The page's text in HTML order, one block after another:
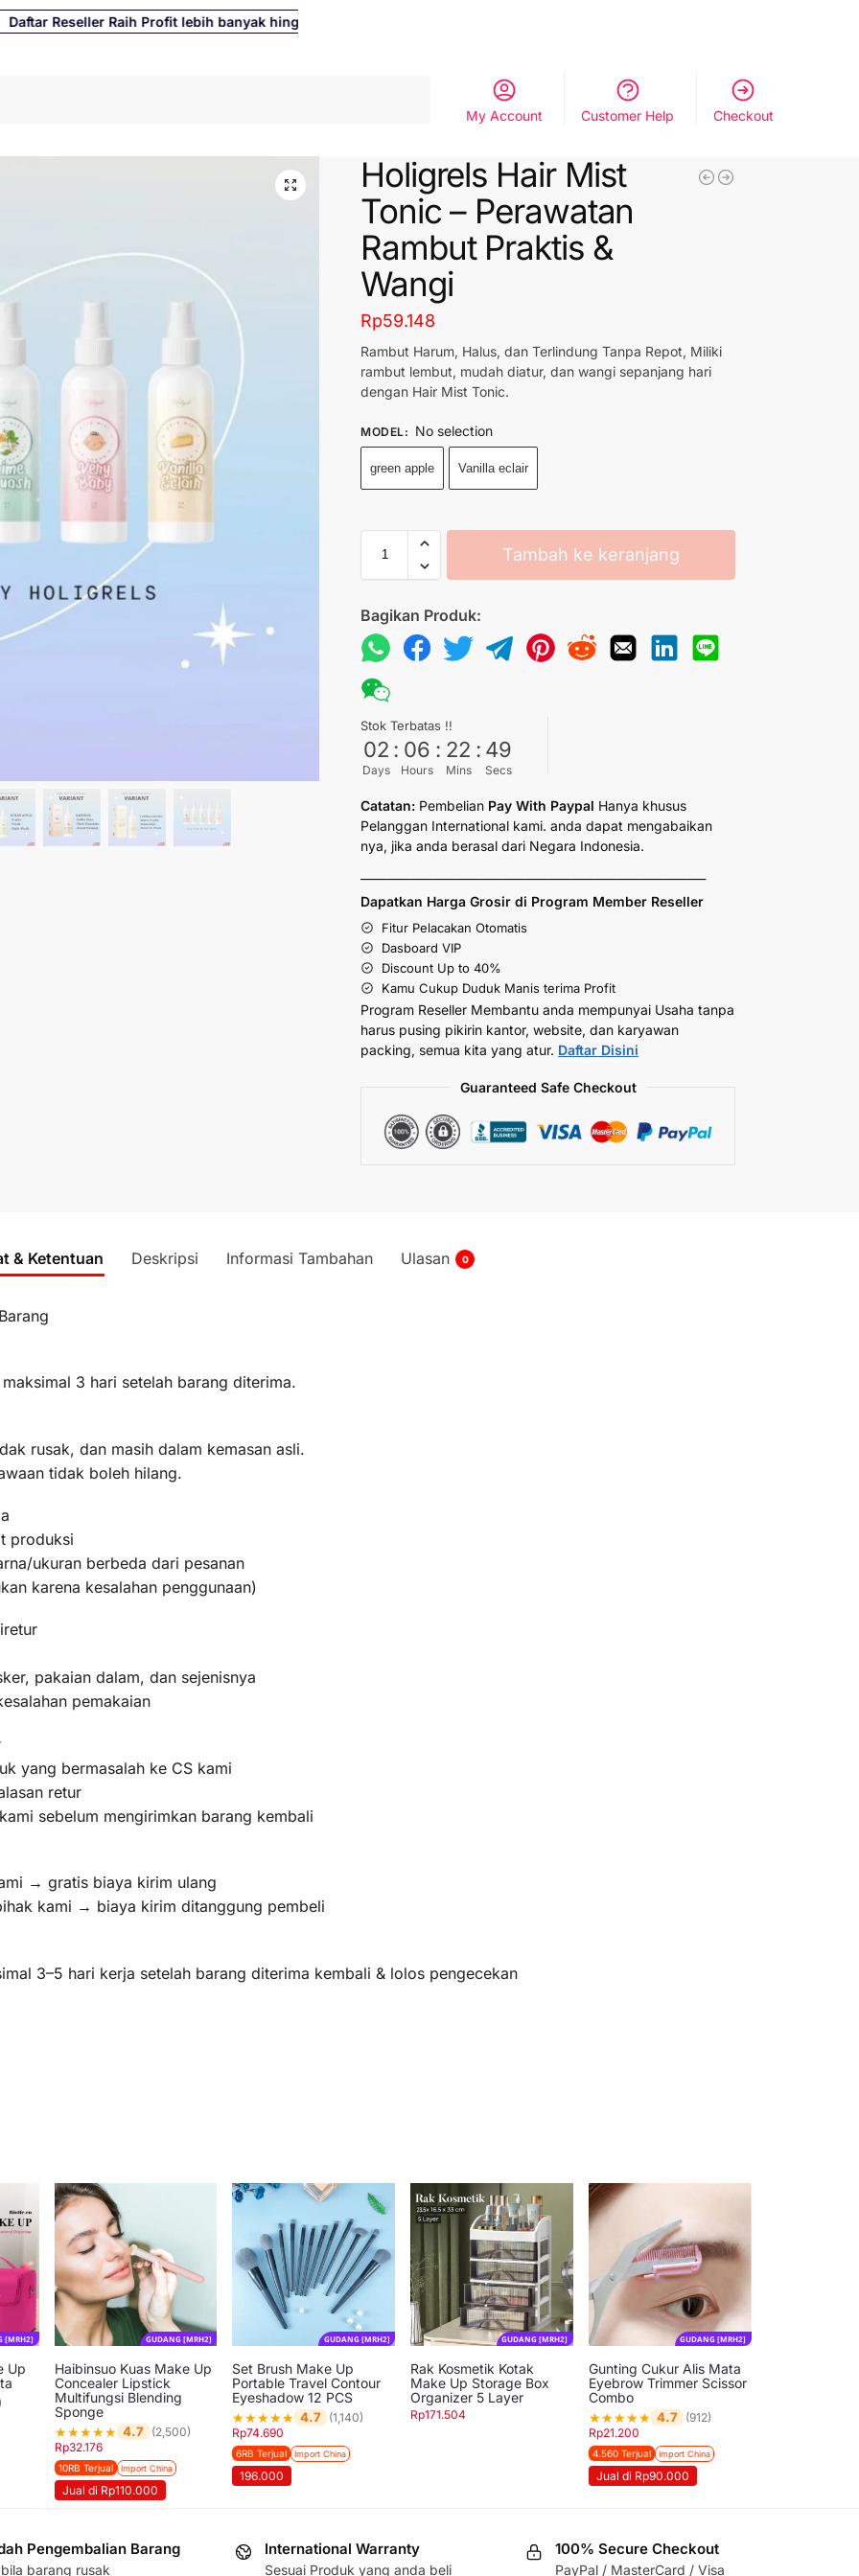
Reseller Raih Profit lebih banyak hingga 500%
My Account Customer Help Checkout
Holigrels Hair Mist
Tonic – Perawatan
Rambut Praktis &
Wangi
Rp59.148
Rambut Harum, Halus, dan Terlindung Tanpa Repot, Miliki
rambut lembut, mudah diatur, dan wangi sepanjang hari
dengan Hair Mist Tonic.
MODEL : No selection
green apple Vanilla eclair
Tambah ke keranjang
Bagikan Produk:
Stok Terbatas !!
02
Days
: 06
Hours
: 22
Mins
: 49
Secs
Catatan: Pembelian Pay With Paypal Hanya khusus
Pelanggan International kami. anda dapat mengabaikan
nya, jika anda berasal dari Negara Indonesia.
Dapatkan Harga Grosir di Program Member Reseller
Fitur Pelacakan Otomatis
Dasboard VIP
Discount Up to 40%
Kamu Cukup Duduk Manis terima Profit
Program Reseller Membantu anda mempunyai Usaha tanpa
harus pusing pikirin kantor, website, dan karyawan
packing, semua kita yang atur. Daftar Disini
Guaranteed Safe Checkout
& Ketentuan Deskripsi Informasi Tambahan Ulasan 0
3 hari setelah barang diterima.
rusak, dan masih dalam kemasan asli.
tidak boleh hilang.
produksi
ukuran berbeda dari pesanan
karena kesalahan penggunaan)
pakaian dalam, dan sejenisnya
pemakaian
yang bermasalah ke CS kami
retur
sebelum mengirimkan barang kembali
→ gratis biaya kirim ulang
kami → biaya kirim ditanggung pembeli
3–5 hari kerja setelah barang diterima kembali & lolos pengecekan
[MRH2]
Up
GUDANG [MRH2]
Haibinsuo Kuas Make Up
Concealer Lipstick
Multifungsi Blending
Sponge
★★★★★ 4.7
(2,500)
Rp32.176
10RB Terjual Import China
Jual di Rp110.000
GUDANG [MRH2]
Set Brush Make Up
Portable Travel Contour
Eyeshadow 12 PCS
★★★★★ 4.7 (1,140)
Rp74.690
6RB Terjual Import China
196.000
GUDANG [MRH2]
Rak Kosmetik Kotak
Make Up Storage Box
Organizer 5 Layer
Rp171.504
GUDANG [MRH2]
Gunting Cukur Alis Mata
Eyebrow Trimmer Scissor
Combo
★★★★★ 4.7
(912)
Rp21.200
4.560 Terjual Import China
Jual di Rp90.000
Pengembalian Barang
barang rusak
International Warranty
Sesuai Produk yang anda beli
100% Secure Checkout
PayPal / MasterCard / Visa